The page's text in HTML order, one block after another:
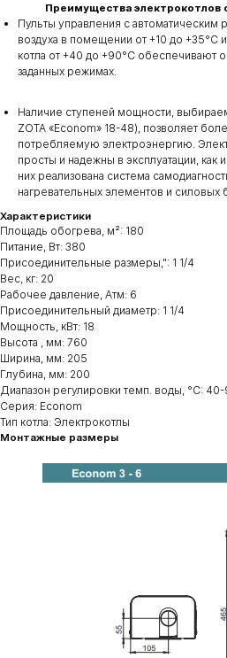
Преимущества электрокотлов
Пульты управления с автоматическим
воздуха в помещении от +10 до +35°С
котла от +40 до +90°С обеспечивают
заданных режимах.
Наличие ступеней мощности,
ZOTA «Econom» 18-48), позволяет
потребляемую электроэнергию.
просты и надежны в эксплуатации, как
них реализована система
нагревательных элементов и силовых
Характеристики
Площадь обогрева, м²: 180
Питание, Вт: 380
Присоединительные размеры,": 1 1/4
Вес, кг: 20
Рабочее давление, Атм: 6
Присоединительный диаметр: 1 1/4
Мощность, кВт: 18
Высота , мм: 760
Ширина, мм: 205
Глубина, мм: 200
Диапазон регулировки темп. воды, °С:
Серия: Econom
Тип котла: Электрокотлы
Монтажные размеры